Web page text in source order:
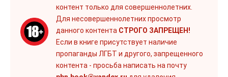
контент только для совершеннолетних.
Для несовершеннолетних просмотр
данного контента СТРОГО ЗАПРЕЩЕН!
Если в книге присутствует наличие
пропаганды ЛГБТ и другого, запрещенного
контента - просьба написать на почту